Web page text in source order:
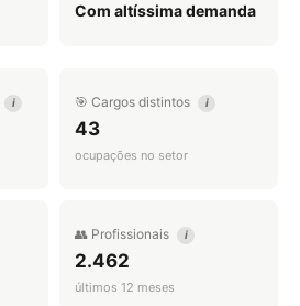
Com altíssima demanda
i 🎯 Cargos distintos i
43
ocupações no setor
👥 Profissionais i
2.462
últimos 12 meses